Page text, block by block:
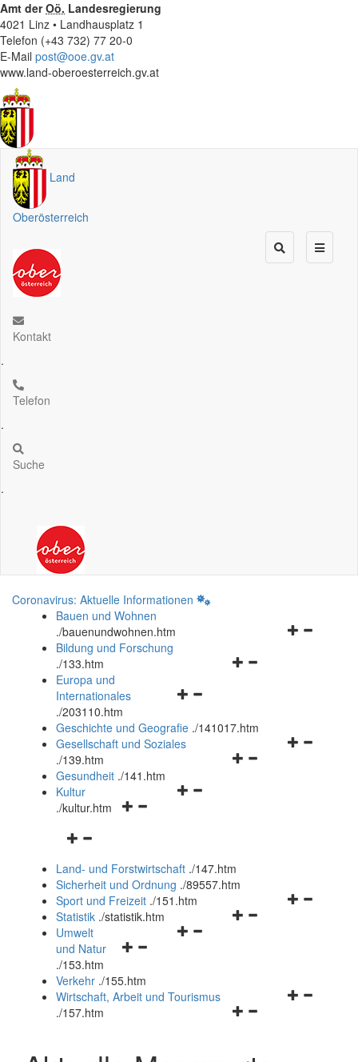
Amt derOö. Landesregierung
4021 Linz • Landhausplatz 1
Telefon (+43 732) 77 20-0
E-Mail post@ooe.gv.at
www.land-oberoesterreich.gv.at
Land
Oberösterreich
Kontakt
.
Telefon
.
Suche
.
Coronavirus: Aktuelle Informationen
Bauen und Wohnen
./bauenundwohnen.htm
Navigationsmenü
Bildung und Forschung
./133.htm
Navigationsmenü
und
schließen
Europa und
Internationales
./203110.htm
Geschichte und Geografie ./141017.htm
Navigationsmenü
Gesellschaft und Soziales
./139.htm
Navigationsmenü
Gesundheit ./141.htm
Navigationsmenü
Kultur
./kultur.htm
Navigationsmenü
und
schließen
Land- und Forstwirtschaft ./147.htm
Sicherheit und Ordnung ./89557.htm
Navigationsmenü
Sport und Freizeit ./151.htm
Navigationsmenü
Statistik ./statistik.htm
Navigationsmenü
und
schließen
Umwelt
und Natur
./153.htm
Verkehr ./155.htm
Navigationsmenü
schließen
Wirtschaft, Arbeit und Tourismus
./157.htm